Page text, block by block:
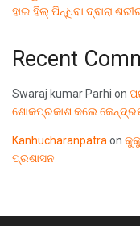
ହାଇ ହିଲ୍ ପିନ୍ଧିବା ଦ୍ଵାରା
Recent
Swaraj kumar Parhi on
ଶୋକପ୍ରକାଶ କଲେ
Kanhucharanpatra on
ପ୍ରଶାସନ